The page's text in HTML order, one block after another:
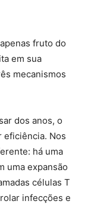
fruto do
em sua
mecanismos
dos anos, o
eficiência. Nos
há uma
uma expansão
células T
infecções e